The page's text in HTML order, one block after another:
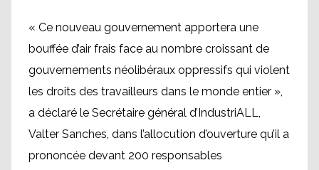
« Ce nouveau gouvernement apportera une
bouffée d’air frais face au nombre croissant de
gouvernements néolibéraux oppressifs qui violent
les droits des travailleurs dans le monde entier »,
a déclaré le Secrétaire général d’IndustriALL,
Valter Sanches, dans l’allocution d’ouverture qu’il a
prononcée devant 200 responsables